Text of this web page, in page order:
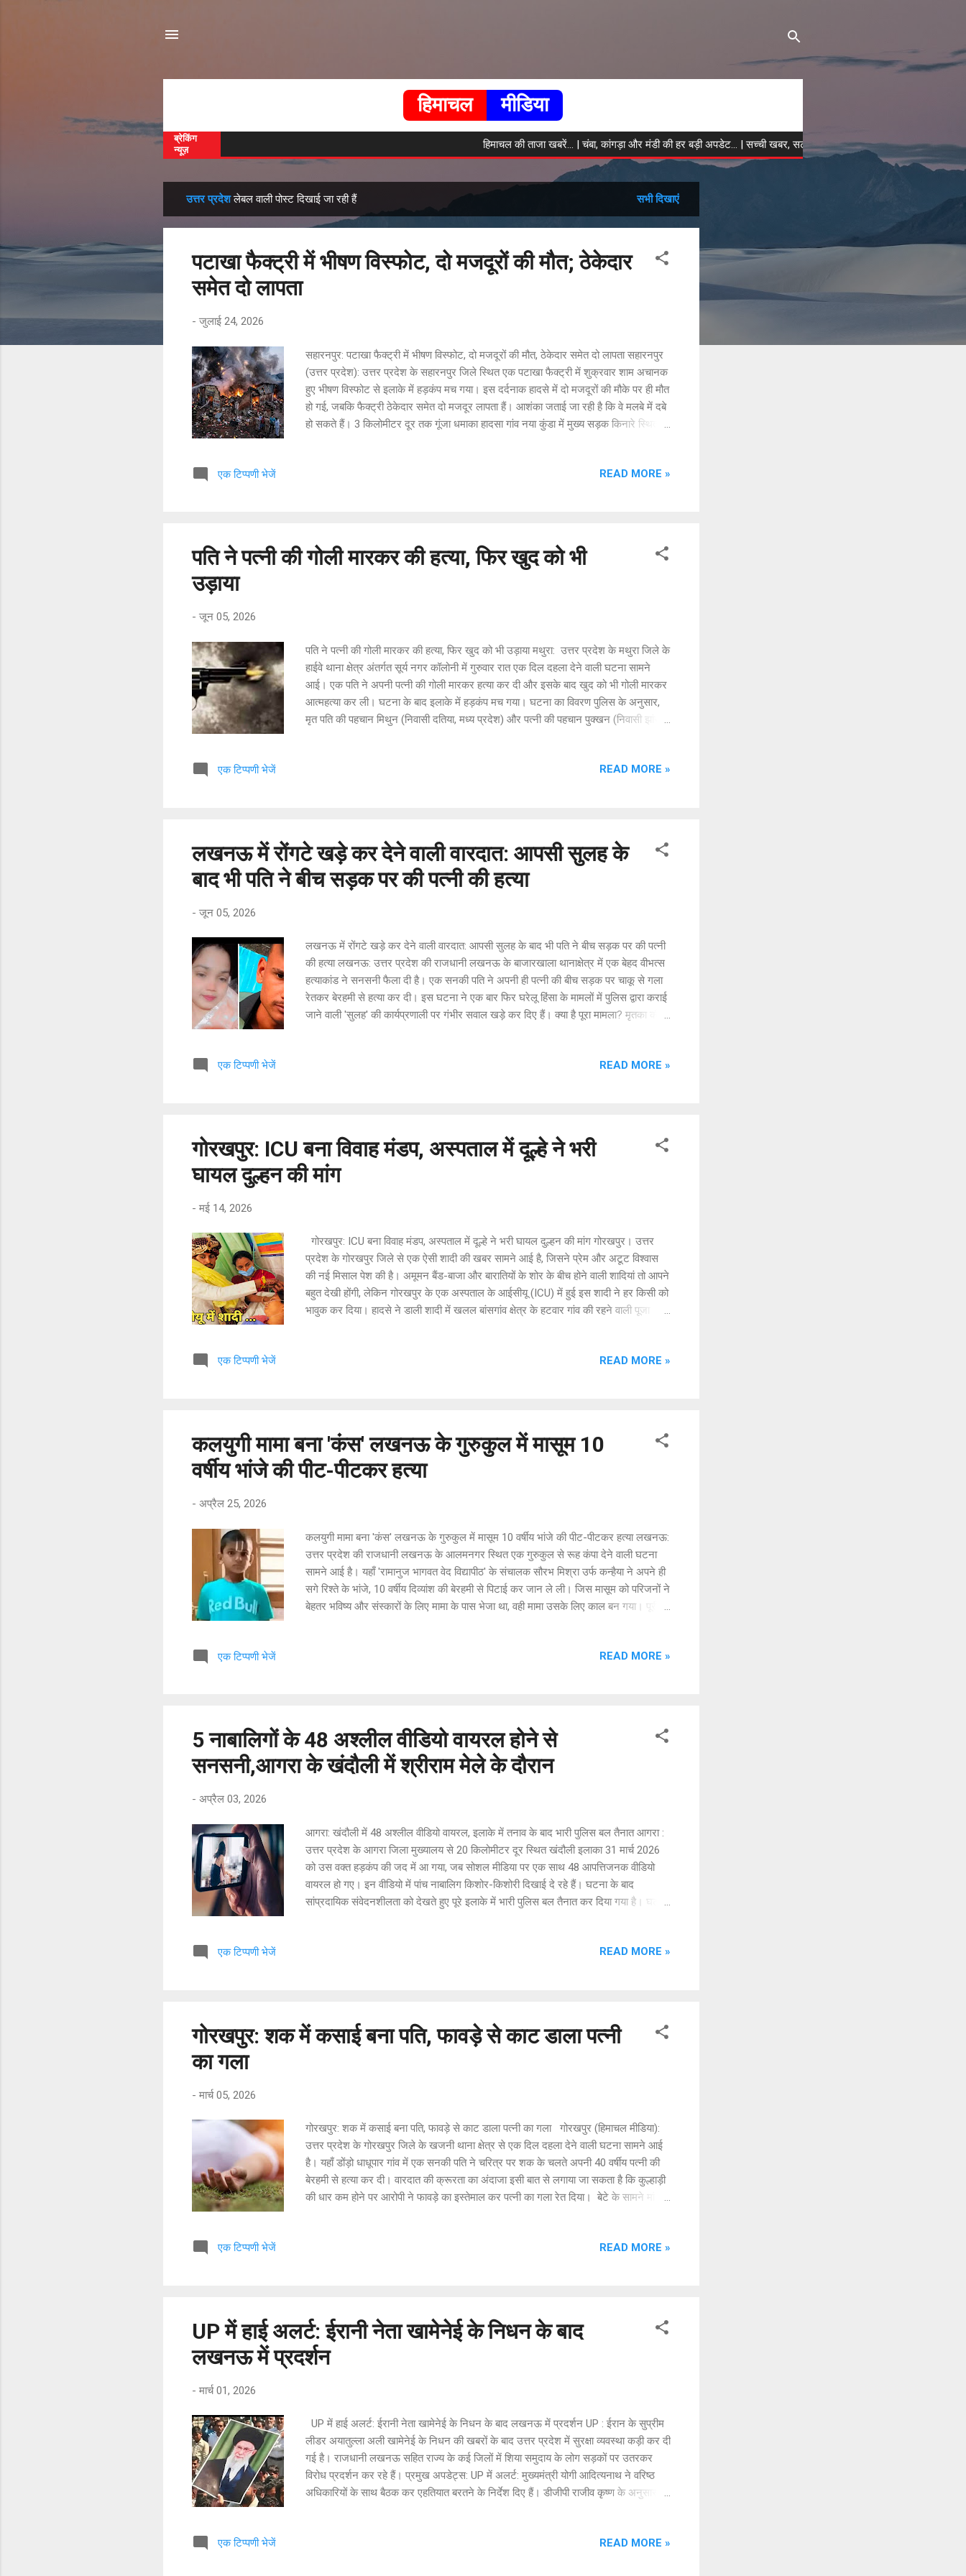
हिमाचल मीडिया
ब्रेकिंग
न्यूज़
हिमाचल की ताजा खबरें... | चंबा, कांगड़ा और मंडी की हर बड़ी अपडेट... | सच्ची खबर, सटीक विश्लेषण | हिमाचल मीडिया को फॉलो करें...
दे
‌‌‌ उत्तर प्रदेशलेबल वाली पोस्ट दिखाई जा रही हैं सभी दिखाएं
पटाखा फैक्ट्री में भीषण विस्फोट, दो मजदूरों की मौत; ठेकेदार
समेत दो लापता
- जुलाई 24, 2026
सहारनपुर: पटाखा फैक्ट्री में भीषण विस्फोट, दो मजदूरों की मौत, ठेकेदार समेत दो लापता सहारनपुर
(उत्तर प्रदेश): उत्तर प्रदेश के सहारनपुर जिले स्थित एक पटाखा फैक्ट्री में शुक्रवार शाम अचानक
हुए भीषण विस्फोट से इलाके में हड़कंप मच गया। इस दर्दनाक हादसे में दो मजदूरों की मौके पर ही मौत
हो गई, जबकि फैक्ट्री ठेकेदार समेत दो मजदूर लापता हैं। आशंका जताई जा रही है कि वे मलबे में दबे
हो सकते हैं। 3 किलोमीटर दूर तक गूंजा धमाका हादसा गांव नया कुंडा में मुख्य सड़क किनारे स्थित
सनव्वर के अनुसार, आगामी दिवाली त्योहार को देखते हुए फैक्ट्री में बड़े पैमाने पर आतिशबाजी और
शरीर...
एक टिप्पणी भेजें READ MORE »
पति ने पत्नी की गोली मारकर की हत्या, फिर खुद को भी
उड़ाया
- जून 05, 2026
पति ने पत्नी की गोली मारकर की हत्या, फिर खुद को भी उड़ाया मथुरा: उत्तर प्रदेश के मथुरा जिले के
हाईवे थाना क्षेत्र अंतर्गत सूर्य नगर कॉलोनी में गुरुवार रात एक दिल दहला देने वाली घटना सामने
आई। एक पति ने अपनी पत्नी की गोली मारकर हत्या कर दी और इसके बाद खुद को भी गोली मारकर
आत्महत्या कर ली। घटना के बाद इलाके में हड़कंप मच गया। घटना का विवरण पुलिस के अनुसार,
मृत पति की पहचान मिथुन (निवासी दतिया, मध्य प्रदेश) और पत्नी की पहचान पुक्खन (निवासी झांसी)
मथुरा की सूर्य नगर कॉलोनी में किराए पर रहकर एक स्पा सेंटर में काम करती थी। गुरुवार रात मिथुन
एक टिप्पणी भेजें READ MORE »
लखनऊ में रोंगटे खड़े कर देने वाली वारदात: आपसी सुलह के
बाद भी पति ने बीच सड़क पर की पत्नी की हत्या
- जून 05, 2026
लखनऊ में रोंगटे खड़े कर देने वाली वारदात: आपसी सुलह के बाद भी पति ने बीच सड़क पर की पत्नी
की हत्या लखनऊ: उत्तर प्रदेश की राजधानी लखनऊ के बाजारखाला थानाक्षेत्र में एक बेहद वीभत्स
हत्याकांड ने सनसनी फैला दी है। एक सनकी पति ने अपनी ही पत्नी की बीच सड़क पर चाकू से गला
रेतकर बेरहमी से हत्या कर दी। इस घटना ने एक बार फिर घरेलू हिंसा के मामलों में पुलिस द्वारा कराई
जाने वाली 'सुलह' की कार्यप्रणाली पर गंभीर सवाल खड़े कर दिए हैं। क्या है पूरा मामला? मृतका की
मारपीट करता था, जिससे तंग आकर चांदनी पिछले 3 महीनों से ऐशबाग स्थित अपने मायके में रह रही
एक टिप्पणी भेजें READ MORE »
गोरखपुर: ICU बना विवाह मंडप, अस्पताल में दूल्हे ने भरी
घायल दुल्हन की मांग
- मई 14, 2026
गोरखपुर: ICU बना विवाह मंडप, अस्पताल में दूल्हे ने भरी घायल दुल्हन की मांग गोरखपुर। उत्तर
प्रदेश के गोरखपुर जिले से एक ऐसी शादी की खबर सामने आई है, जिसने प्रेम और अटूट विश्वास
की नई मिसाल पेश की है। अमूमन बैंड-बाजा और बारातियों के शोर के बीच होने वाली शादियां तो आपने
बहुत देखी होंगी, लेकिन गोरखपुर के एक अस्पताल के आईसीयू (ICU) में हुई इस शादी ने हर किसी को
भावुक कर दिया। हादसे ने डाली शादी में खलल बांसगांव क्षेत्र के हटवार गांव की रहने वाली पूजा
के साथ बाइक से एलएलबी (LLB) के अंतिम सेमेस्टर की परीक्षा देकर लौट रही थी। रास्ते में अचानक
एक टिप्पणी भेजें READ MORE »
कलयुगी मामा बना 'कंस' लखनऊ के गुरुकुल में मासूम 10
वर्षीय भांजे की पीट-पीटकर हत्या
- अप्रैल 25, 2026
कलयुगी मामा बना 'कंस' लखनऊ के गुरुकुल में मासूम 10 वर्षीय भांजे की पीट-पीटकर हत्या लखनऊ:
उत्तर प्रदेश की राजधानी लखनऊ के आलमनगर स्थित एक गुरुकुल से रूह कंपा देने वाली घटना
सामने आई है। यहाँ 'रामानुज भागवत वेद विद्यापीठ' के संचालक सौरभ मिश्रा उर्फ कन्हैया ने अपने ही
सगे रिश्ते के भांजे, 10 वर्षीय दिव्यांश की बेरहमी से पिटाई कर जान ले ली। जिस मासूम को परिजनों ने
बेहतर भविष्य और संस्कारों के लिए मामा के पास भेजा था, वही मामा उसके लिए काल बन गया। पूरी
खड़ा रखा। इसके बाद पूरी रात उसे थप्पड़ों, लात-घूंसों और डंडों से पीटा गया। निर्दयता की हद:
एक टिप्पणी भेजें READ MORE »
5 नाबालिगों के 48 अश्लील वीडियो वायरल होने से
सनसनी,आगरा के खंदौली में श्रीराम मेले के दौरान
- अप्रैल 03, 2026
आगरा: खंदौली में 48 अश्लील वीडियो वायरल, इलाके में तनाव के बाद भारी पुलिस बल तैनात आगरा :
उत्तर प्रदेश के आगरा जिला मुख्यालय से 20 किलोमीटर दूर स्थित खंदौली इलाका 31 मार्च 2026
को उस वक्त हड़कंप की जद में आ गया, जब सोशल मीडिया पर एक साथ 48 आपत्तिजनक वीडियो
वायरल हो गए। इन वीडियो में पांच नाबालिग किशोर-किशोरी दिखाई दे रहे हैं। घटना के बाद
सांप्रदायिक संवेदनशीलता को देखते हुए पूरे इलाके में भारी पुलिस बल तैनात कर दिया गया है। घटना
होने लगे। दोपहर 12 बजे तक ये वीडियो पूरे क्षेत्र में फैल चुके थे, जिससे मेले के खुशनुमा माहौल में
एक कश्...
एक टिप्पणी भेजें READ MORE »
गोरखपुर: शक में कसाई बना पति, फावड़े से काट डाला पत्नी
का गला
- मार्च 05, 2026
गोरखपुर: शक में कसाई बना पति, फावड़े से काट डाला पत्नी का गला ​ गोरखपुर (हिमाचल मीडिया):
उत्तर प्रदेश के गोरखपुर जिले के खजनी थाना क्षेत्र से एक दिल दहला देने वाली घटना सामने आई
है। यहाँ डोंड़ो धाधूपार गांव में एक सनकी पति ने चरित्र पर शक के चलते अपनी 40 वर्षीय पत्नी की
बेरहमी से हत्या कर दी। वारदात की क्रूरता का अंदाजा इसी बात से लगाया जा सकता है कि कुल्हाड़ी
की धार कम होने पर आरोपी ने फावड़े का इस्तेमाल कर पत्नी का गला रेत दिया। ​ बेटे के सामने मां का
अशोक निषाद उसकी मां नीलम देवी पर हमला कर रहा था। आरोप है कि अशोक ने पहले कुल्हाड़ी से
पुलिस को ...
एक टिप्पणी भेजें READ MORE »
UP में हाई अलर्ट: ईरानी नेता खामेनेई के निधन के बाद
लखनऊ में प्रदर्शन
- मार्च 01, 2026
UP में हाई अलर्ट: ईरानी नेता खामेनेई के निधन के बाद लखनऊ में प्रदर्शन UP : ईरान के सुप्रीम
लीडर अयातुल्ला अली खामेनेई के निधन की खबरों के बाद उत्तर प्रदेश में सुरक्षा व्यवस्था कड़ी कर दी
गई है। राजधानी लखनऊ सहित राज्य के कई जिलों में शिया समुदाय के लोग सड़कों पर उतरकर
विरोध प्रदर्शन कर रहे हैं। प्रमुख अपडेट्स: UP में अलर्ट: मुख्यमंत्री योगी आदित्यनाथ ने वरिष्ठ
अधिकारियों के साथ बैठक कर एहतियात बरतने के निर्देश दिए हैं। डीजीपी राजीव कृष्ण के अनुसार,
अमेरिका और इजराइल के खिलाफ नारेबाजी कर रहे हैं। प्रदर्शन के दौरान कई महिलाएं भावुक नजर
एक टिप्पणी भेजें READ MORE »